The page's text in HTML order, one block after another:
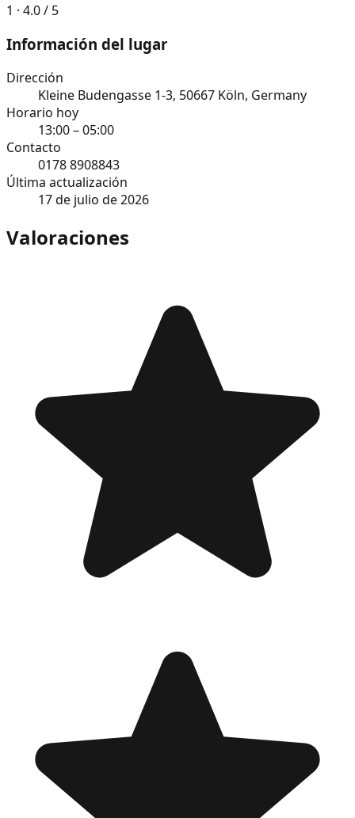
1 · 4.0 / 5
Información del lugar
Dirección
Kleine Budengasse 1-3, 50667 Köln, Germany
Horario hoy
13:00 – 05:00
Contacto
0178 8908843
Última actualización
17 de julio de 2026
Valoraciones